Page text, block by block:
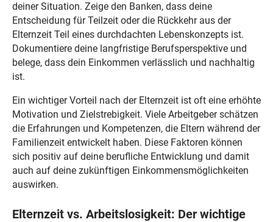
deiner Situation. Zeige den Banken, dass deine
Entscheidung für Teilzeit oder die Rückkehr aus der
Elternzeit Teil eines durchdachten Lebenskonzepts ist.
Dokumentiere deine langfristige Berufsperspektive und
belege, dass dein Einkommen verlässlich und nachhaltig
ist.
Ein wichtiger Vorteil nach der Elternzeit ist oft eine erhöhte
Motivation und Zielstrebigkeit. Viele Arbeitgeber schätzen
die Erfahrungen und Kompetenzen, die Eltern während der
Familienzeit entwickelt haben. Diese Faktoren können
sich positiv auf deine berufliche Entwicklung und damit
auch auf deine zukünftigen Einkommensmöglichkeiten
auswirken.
Elternzeit vs. Arbeitslosigkeit: Der wichtige